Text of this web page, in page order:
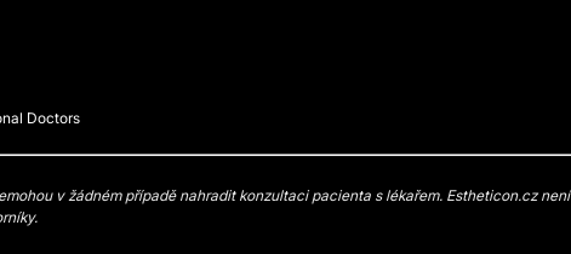
Doctors
v žádném případě nahradit konzultaci pacienta s lékařem. Estheticon.cz není